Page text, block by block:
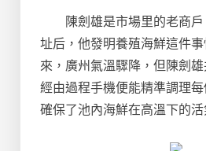
陳劍雄是市場里的老商
址后，他發明養殖海鮮這件
來，廣州氣溫驟降，但陳劍
經由過程手機便能精準調理每
確保了池內海鮮在高溫下的活